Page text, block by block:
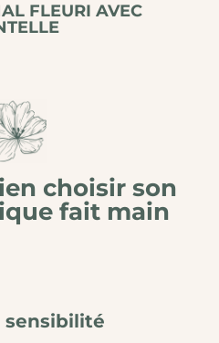
FLEURI AVEC
choisir son
fait main
sensibilité